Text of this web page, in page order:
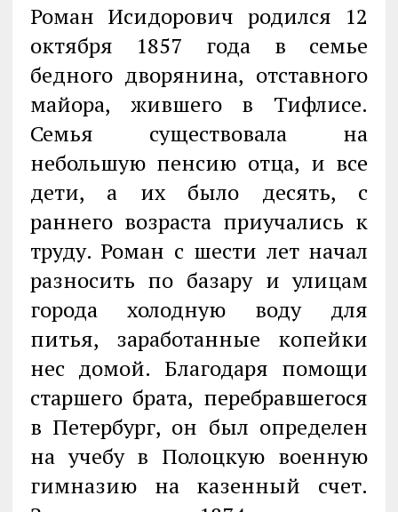
Роман Исидорович родился 12
октября 1857 года в семье
бедного дворянина, отставного
майора, жившего в Тифлисе.
Семья существовала на
небольшую пенсию отца, и все
дети, а их было десять, с
раннего возраста приучались к
труду. Роман с шести лет начал
разносить по базару и улицам
города холодную воду для
питья, заработанные копейки
нес домой. Благодаря помощи
старшего брата, перебравшегося
в Петербург, он был определен
на учебу в Полоцкую военную
гимназию на казенный счет.